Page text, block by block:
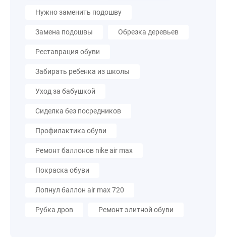
Нужно заменить подошву
Замена подошвы Обрезка деревьев
Реставрация обуви
Забирать ребенка из школы
Уход за бабушкой
Сиделка без посредников
Профилактика обуви
Ремонт баллонов nike air max
Покраска обуви
Лопнул баллон air max 720
Рубка дров Ремонт элитной обуви